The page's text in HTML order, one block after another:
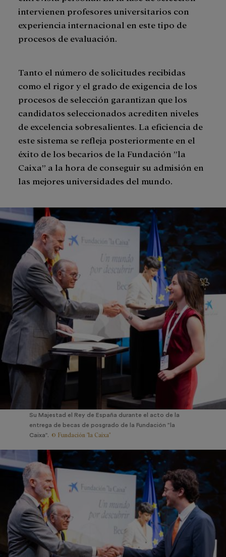
intervienen profesores universitarios con
experiencia internacional en este tipo de
procesos de evaluación.
Tanto el número de solicitudes recibidas
como el rigor y el grado de exigencia de los
procesos de selección garantizan que los
candidatos seleccionados acrediten niveles
de excelencia sobresalientes. La eficiencia de
este sistema se refleja posteriormente en el
éxito de los becarios de la Fundación ”la
Caixa” a la hora de conseguir su admisión en
las mejores universidades del mundo.
Su Majestad el Rey de España durante el acto de la
entrega de becas de posgrado de la Fundación ”la
Caixa”. © Fundación "la Caixa"